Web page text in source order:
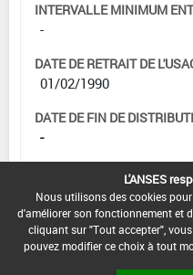
INTERVALLE MINIMUM
-
DATE DE RETRAIT DE
01/02/1990
DATE DE FIN DE
-
DATE DE FIN D'UTILISATION :
-
L'ANSES
Nous utilisons des cookies
d'améliorer son fonctionnement et
cliquant sur "Tout accepter",
pouvez modifier ce choix à tout